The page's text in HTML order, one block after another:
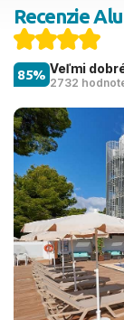
Recenzie
Veľmi
2732
85%